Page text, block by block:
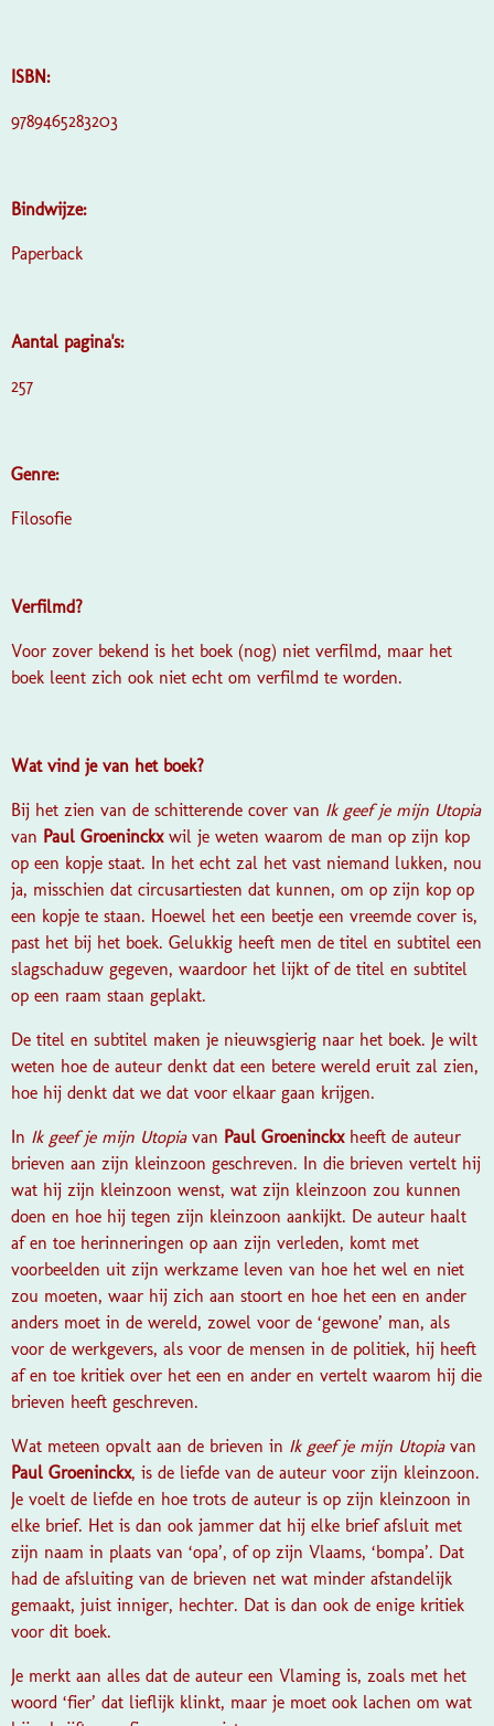
ISBN:
9789465283203
Bindwijze:
Paperback
Aantal pagina's:
257
Genre:
Filosofie
Verfilmd?
Voor zover bekend is het boek (nog) niet verfilmd, maar het
boek leent zich ook niet echt om verfilmd te worden.
Wat vind je van het boek?
Bij het zien van de schitterende cover van Ik geef je mijn Utopia
van Paul Groeninckx wil je weten waarom de man op zijn kop
op een kopje staat. In het echt zal het vast niemand lukken, nou
ja, misschien dat circusartiesten dat kunnen, om op zijn kop op
een kopje te staan. Hoewel het een beetje een vreemde cover is,
past het bij het boek. Gelukkig heeft men de titel en subtitel een
slagschaduw gegeven, waardoor het lijkt of de titel en subtitel
op een raam staan geplakt.
De titel en subtitel maken je nieuwsgierig naar het boek. Je wilt
weten hoe de auteur denkt dat een betere wereld eruit zal zien,
hoe hij denkt dat we dat voor elkaar gaan krijgen.
In Ik geef je mijn Utopia van Paul Groeninckx heeft de auteur
brieven aan zijn kleinzoon geschreven. In die brieven vertelt hij
wat hij zijn kleinzoon wenst, wat zijn kleinzoon zou kunnen
doen en hoe hij tegen zijn kleinzoon aankijkt. De auteur haalt
af en toe herinneringen op aan zijn verleden, komt met
voorbeelden uit zijn werkzame leven van hoe het wel en niet
zou moeten, waar hij zich aan stoort en hoe het een en ander
anders moet in de wereld, zowel voor de ‘gewone’ man, als
voor de werkgevers, als voor de mensen in de politiek, hij heeft
af en toe kritiek over het een en ander en vertelt waarom hij die
brieven heeft geschreven.
Wat meteen opvalt aan de brieven in Ik geef je mijn Utopia van
Paul Groeninckx, is de liefde van de auteur voor zijn kleinzoon.
Je voelt de liefde en hoe trots de auteur is op zijn kleinzoon in
elke brief. Het is dan ook jammer dat hij elke brief afsluit met
zijn naam in plaats van ‘opa’, of op zijn Vlaams, ‘bompa’. Dat
had de afsluiting van de brieven net wat minder afstandelijk
gemaakt, juist inniger, hechter. Dat is dan ook de enige kritiek
voor dit boek.
Je merkt aan alles dat de auteur een Vlaming is, zoals met het
woord ‘fier’ dat lieflijk klinkt, maar je moet ook lachen om wat